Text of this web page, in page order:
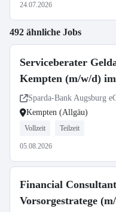
24.07.2026
492 ähnliche Jobs
Serviceberater
Kempten (m/w/d)
Sparda-Bank Augsburg
Kempten (Allgäu)
Vollzeit Teilzeit
05.08.2026
Financial
Vorsorgestratege